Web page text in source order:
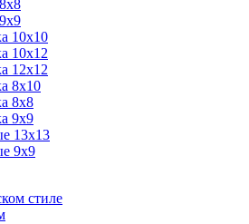
10х10
10х12
12х12
8х10
8х8
9х9
13х13
9х9
стиле